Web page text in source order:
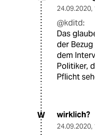
24.09.2020,
@kditd:
Das
der
dem
Politiker,
Pflicht
W wirklich?
24.09.2020,